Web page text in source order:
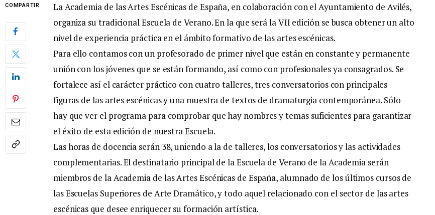
COMPARTIR
La Academia de las Artes Escénicas de España, en colaboración con el Ayuntamiento de Avilés,
organiza su tradicional Escuela de Verano. En la que será la VII edición se busca obtener un alto
nivel de experiencia práctica en el ámbito formativo de las artes escénicas.
Para ello contamos con un profesorado de primer nivel que están en constante y permanente
unión con los jóvenes que se están formando, así como con profesionales ya consagrados. Se
fortalece así el carácter práctico con cuatro talleres, tres conversatorios con principales
figuras de las artes escénicas y una muestra de textos de dramaturgia contemporánea. Sólo
hay que ver el programa para comprobar que hay nombres y temas suficientes para garantizar
el éxito de esta edición de nuestra Escuela.
Las horas de docencia serán 38, uniendo a la de talleres, los conversatorios y las actividades
complementarias. El destinatario principal de la Escuela de Verano de la Academia serán
miembros de la Academia de las Artes Escénicas de España, alumnado de los últimos cursos de
las Escuelas Superiores de Arte Dramático, y todo aquel relacionado con el sector de las artes
escénicas que desee enriquecer su formación artística.